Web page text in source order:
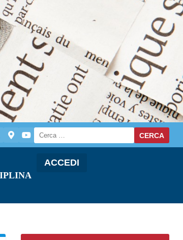
ACCEDI